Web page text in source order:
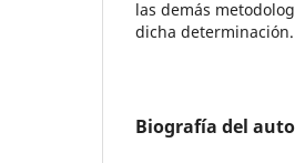
las demás
dicha determinación.
Biografía del